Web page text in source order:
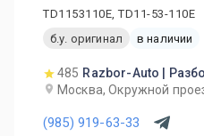
TD1153110E, TD11-53-110E
б.у. оригинал
в наличии
485 Razbor-Auto |
Москва, Окружной
(985) 919-63-33